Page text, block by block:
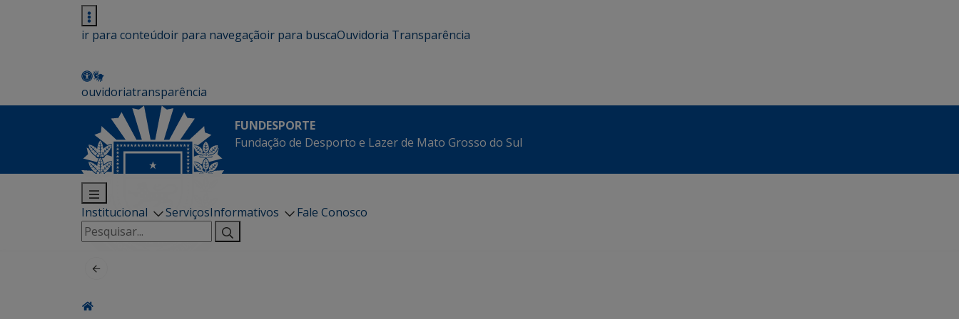
ir para conteúdoir para navegaçãoir para buscaOuvidoria Transparência
ouvidoriatransparência
FUNDESPORTE
Fundação de Desporto e Lazer de Mato Grosso do Sul
Institucional ServiçosInformativos
Fale Conosco
Pesquisar
por: